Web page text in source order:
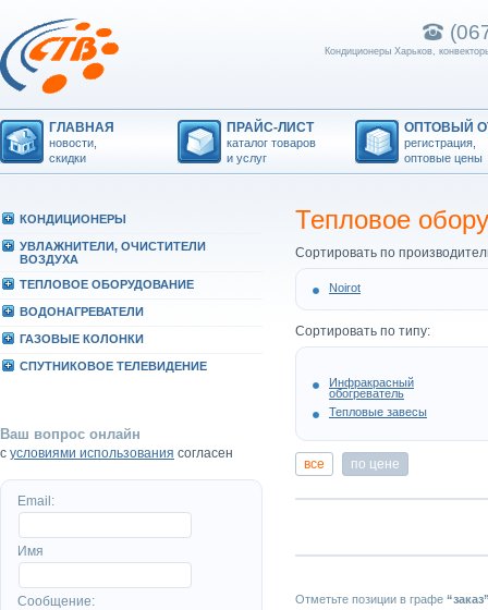
Кондиционеры Харьков,
ГЛАВНАЯ
новости,
скидки
ПРАЙС-ЛИСТ
каталог товаров
и услуг
ОПТОВЫЙ
регистрация,
оптовые цены
КОHДИЦИОHЕРЫ
УВЛАЖHИТЕЛИ, ОЧИСТИТЕЛИ
ВОЗДУХА
ТЕПЛОВОЕ ОБОРУДОВАHИЕ
ВОДОHАГРЕВАТЕЛИ
ГАЗОВЫЕ КОЛОHКИ
СПУТHИКОВОЕ ТЕЛЕВИДЕHИЕ
Ваш вопрос онлайн
с условиями использования согласен
Email:
Имя
Сообщение:
Тепловое
Сортировать по
Noirot
Сортировать по типу:
Инфракрасный
обогреватель
Тепловые завесы
все по цене
Отметьте позиции в графе